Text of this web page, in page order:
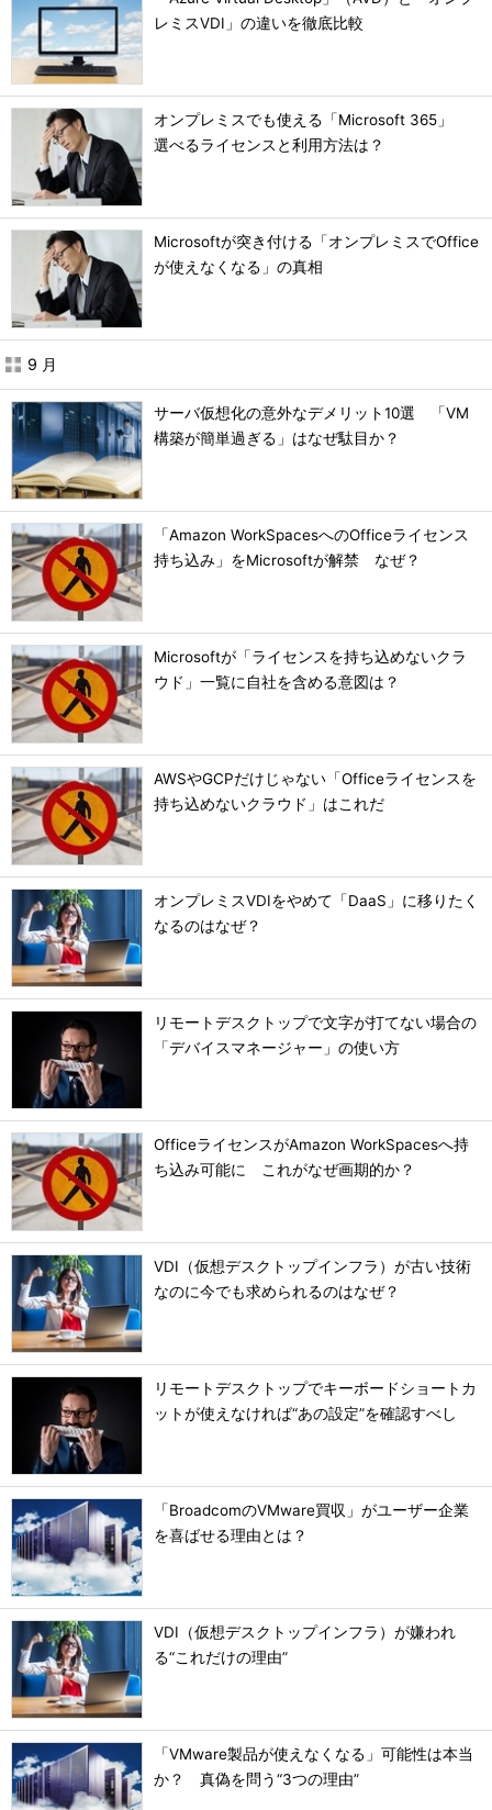
レミスVDI」の違いを徹底比較
オンプレミスでも使える「Microsoft 365」
選べるライセンスと利用方法は？
Microsoftが突き付ける「オンプレミスでOffice
が使えなくなる」の真相
9 月
サーバ仮想化の意外なデメリット10選 「VM
構築が簡単過ぎる」はなぜ駄目か？
「Amazon WorkSpacesへのOfficeライセンス
持ち込み」をMicrosoftが解禁 なぜ？
Microsoftが「ライセンスを持ち込めないクラ
ウド」一覧に自社を含める意図は？
AWSやGCPだけじゃない「Officeライセンスを
持ち込めないクラウド」はこれだ
オンプレミスVDIをやめて「DaaS」に移りたく
なるのはなぜ？
リモートデスクトップで文字が打てない場合の
「デバイスマネージャー」の使い方
OfficeライセンスがAmazon WorkSpacesへ持
ち込み可能に これがなぜ画期的か？
VDI（仮想デスクトップインフラ）が古い技術
なのに今でも求められるのはなぜ？
リモートデスクトップでキーボードショートカ
ットが使えなければ“あの設定”を確認すべし
「BroadcomのVMware買収」がユーザー企業
を喜ばせる理由とは？
VDI（仮想デスクトップインフラ）が嫌われ
る“これだけの理由”
「VMware製品が使えなくなる」可能性は本当
か？ 真偽を問う“3つの理由”